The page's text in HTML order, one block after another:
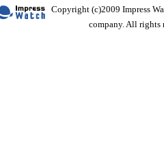
Copyright (c)2009 Impress
company. All rights